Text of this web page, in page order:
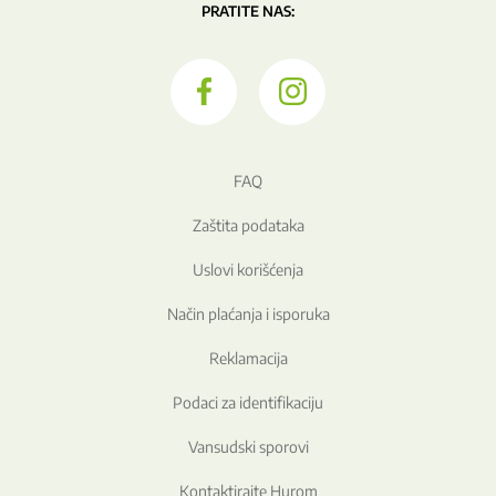
PRATITE NAS:
FAQ
Zaštita podataka
Uslovi korišćenja
Način plaćanja i isporuka
Reklamacija
Podaci za identifikaciju
Vansudski sporovi
Kontaktirajte Hurom